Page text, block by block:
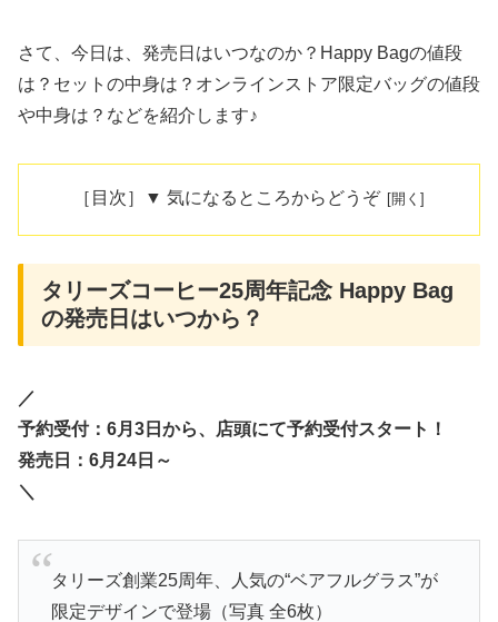
さて、今日は、発売日はいつなのか？Happy Bagの値段
は？セットの中身は？オンラインストア限定バッグの値段
や中身は？などを紹介します♪
［目次］▼ 気になるところからどうぞ
タリーズコーヒー25周年記念 Happy Bag
の発売日はいつから？
／
予約受付：6月3日から、店頭にて予約受付スタート！
発売日：6月24日～
＼
タリーズ創業25周年、人気の“ベアフルグラス”が
限定デザインで登場（写真 全6枚）